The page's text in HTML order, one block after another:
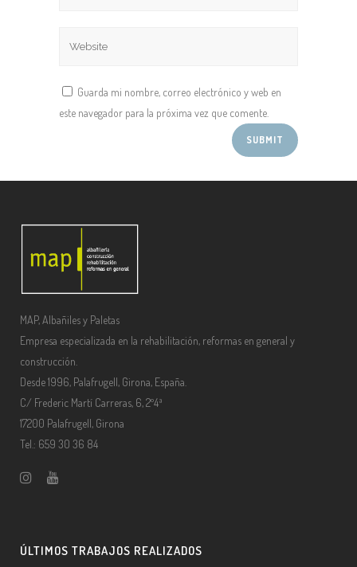
Guarda mi nombre, correo electrónico y web en
este navegador para la próxima vez que comente.
MAP, Albañiles y Paletas
Empresa especializada en la rehabilitación, reformas en general y
construcción.
Desde 1996, Palafrugell, Girona, España.
C/ Frederic Martí Carreras, 6, 2º4ª
17200 Palafrugell, Girona
Tel.: 659 30 36 84
ÚLTIMOS TRABAJOS REALIZADOS